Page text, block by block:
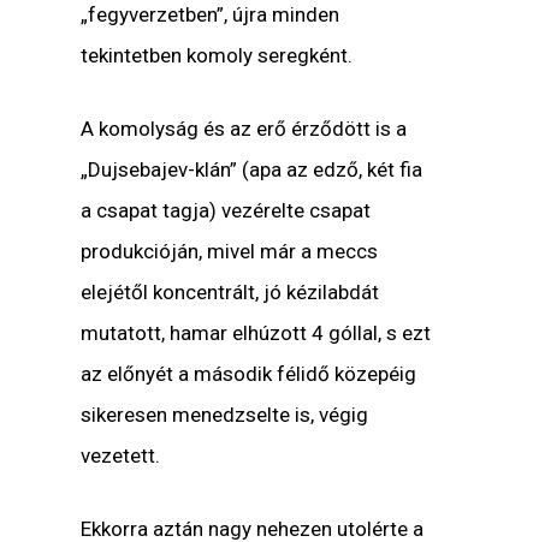
„fegyverzetben”, újra minden
tekintetben komoly seregként.
A komolyság és az erő érződött is a
„Dujsebajev-klán” (apa az edző, két fia
a csapat tagja) vezérelte csapat
produkcióján, mivel már a meccs
elejétől koncentrált, jó kézilabdát
mutatott, hamar elhúzott 4 góllal, s ezt
az előnyét a második félidő közepéig
sikeresen menedzselte is, végig
vezetett.
Ekkorra aztán nagy nehezen utolérte a